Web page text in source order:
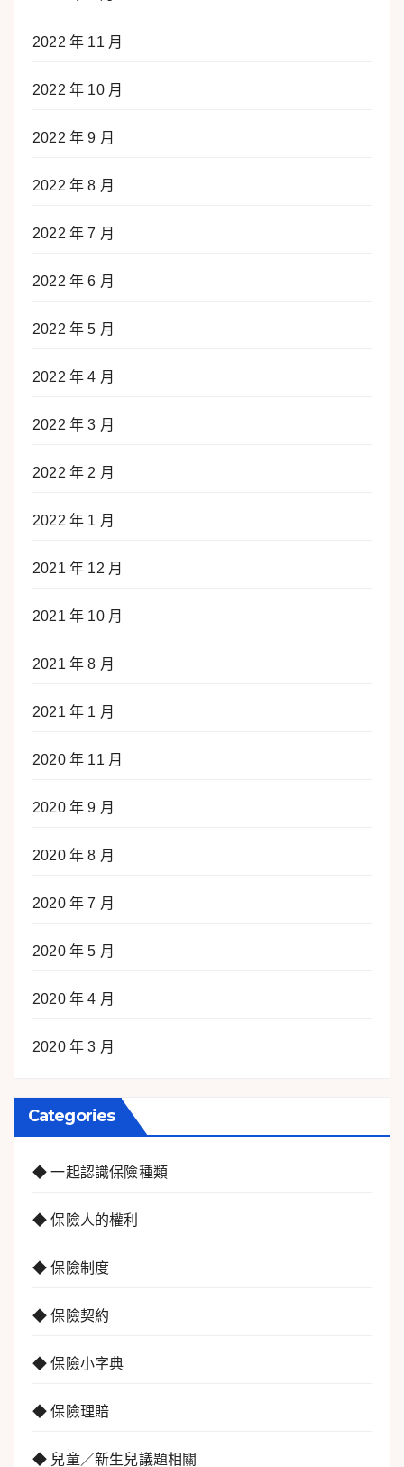
2022 年 11 月
2022 年 10 月
2022 年 9 月
2022 年 8 月
2022 年 7 月
2022 年 6 月
2022 年 5 月
2022 年 4 月
2022 年 3 月
2022 年 2 月
2022 年 1 月
2021 年 12 月
2021 年 10 月
2021 年 8 月
2021 年 1 月
2020 年 11 月
2020 年 9 月
2020 年 8 月
2020 年 7 月
2020 年 5 月
2020 年 4 月
2020 年 3 月
Categories
◆ 一起認識保險種類
◆ 保險人的權利
◆ 保險制度
◆ 保險契約
◆ 保險小字典
◆ 保險理賠
◆ 兒童／新生兒議題相關